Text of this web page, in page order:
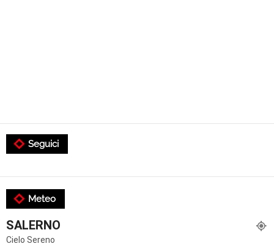
Seguici
Meteo
SALERNO
Cielo Sereno